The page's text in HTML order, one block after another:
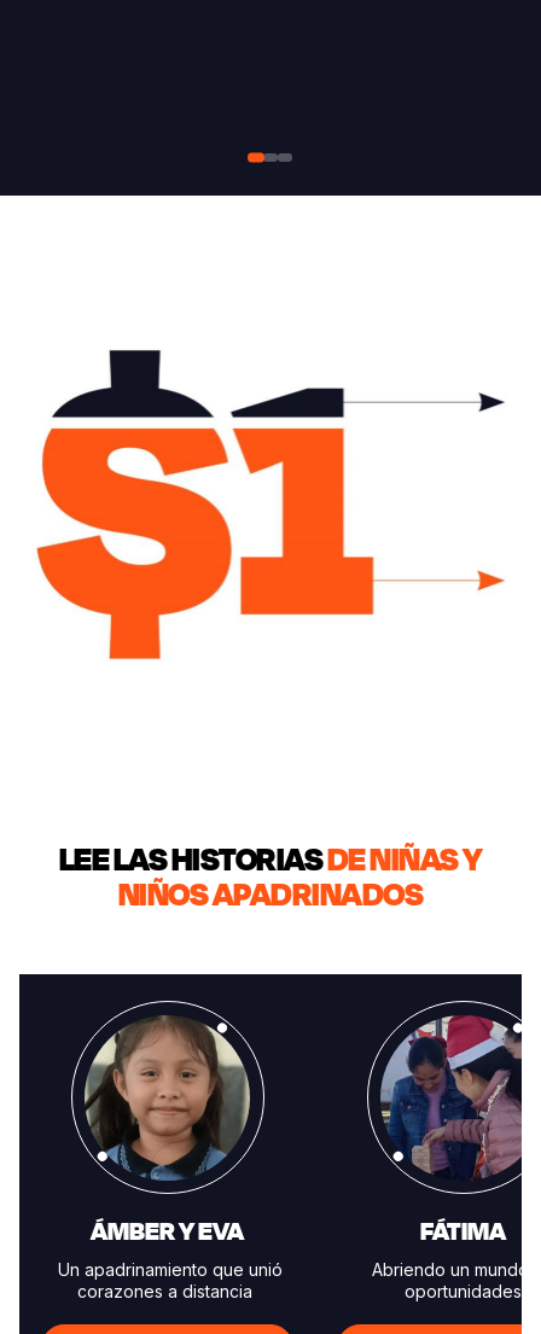
LEE LAS HISTORIASDE NIÑAS Y
NIÑOS APADRINADOS
ÁMBER Y EVA
Un apadrinamiento que unió
corazones a distancia
FÁTIMA
Abriendo un mundo
oportunidades